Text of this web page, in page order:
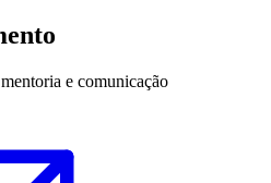
e comunicação